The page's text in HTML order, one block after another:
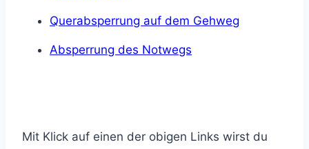
Querabsperrung auf dem Gehweg
Absperrung des Notwegs
Mit Klick auf einen der obigen Links wirst du